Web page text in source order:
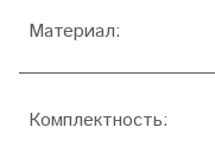
Материал:
Комплектность: